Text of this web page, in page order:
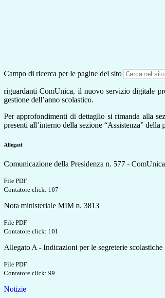
Campo di ricerca per le pagine del sito
riguardantiComUnica, il nuovo servizio digitale
gestione dell’anno scolastico.
Per approfondimenti di dettaglio si rimanda alla
presenti all’interno della sezione “Assistenza” della
Allegati
Comunicazione della Presidenza n. 577 - ComUnica
File PDF
Contatore click: 107
Nota ministeriale MIM n. 3813
File PDF
Contatore click: 101
Allegato A - Indicazioni per le segreterie scolastiche
File PDF
Contatore click: 99
Notizie